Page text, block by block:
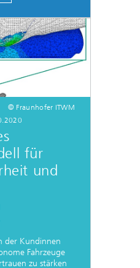
© Fraunhofer ITWM
für
und
der Kundinnen
Fahrzeuge
zu stärken